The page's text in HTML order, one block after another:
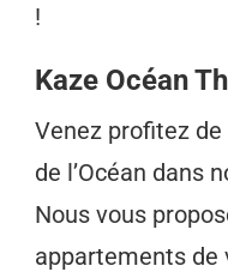
!
Kaze Océan
Venez profitez de
de l’Océan dans
Nous vous
appartements de